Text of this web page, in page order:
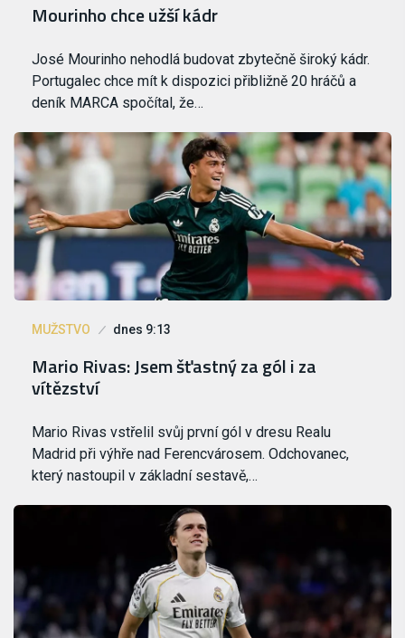
Mourinho chce užší kádr
José Mourinho nehodlá budovat zbytečně široký kádr.
Portugalec chce mít k dispozici přibližně 20 hráčů a
deník MARCA spočítal, že…
MUŽSTVO dnes 9:13
Mario Rivas: Jsem šťastný za gól i za
vítězství
Mario Rivas vstřelil svůj první gól v dresu Realu
Madrid při výhře nad Ferencvárosem. Odchovanec,
který nastoupil v základní sestavě,…